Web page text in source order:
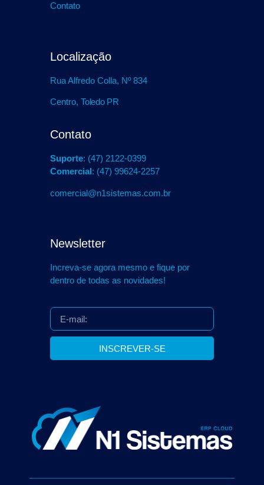
Contato
Localização
Rua Alfredo Colla, Nº 834
Centro, Toledo PR
Contato
Suporte: (47) 2122-0399
Comercial: (47) 99624-2257
comercial@n1sistemas.com.br
Newsletter
Increva-se agora mesmo e fique por
dentro de todas as novidades!
INSCREVER-SE